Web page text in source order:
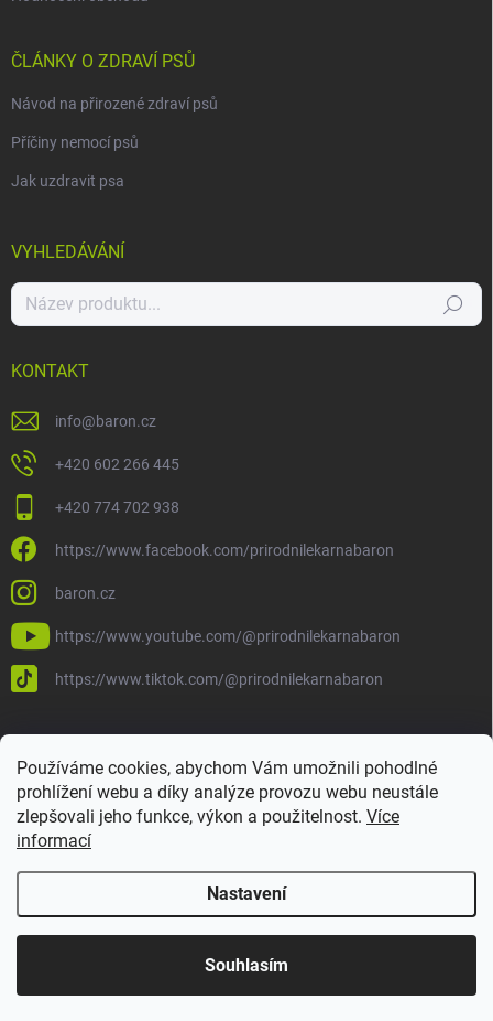
Používáme cookies, abychom Vám umožnili pohodlné
prohlížení webu a díky analýze provozu webu neustále
zlepšovali jeho funkce, výkon a použitelnost. Více
informací
Nastavení
Souhlasím
ČLÁNKY O ZDRAVÍ PSŮ
Návod na přirozené zdraví psů
Příčiny nemocí psů
Jak uzdravit psa
VYHLEDÁVÁNÍ
Hledat
KONTAKT
info@baron.cz
+420 602 266 445
+420 774 702 938
https://www.facebook.com/prirodnilekarnabaron
baron.cz
https://www.youtube.com/@prirodnilekarnabaron
https://www.tiktok.com/@prirodnilekarnabaron
. Všechna práva vyhrazena.
cookies